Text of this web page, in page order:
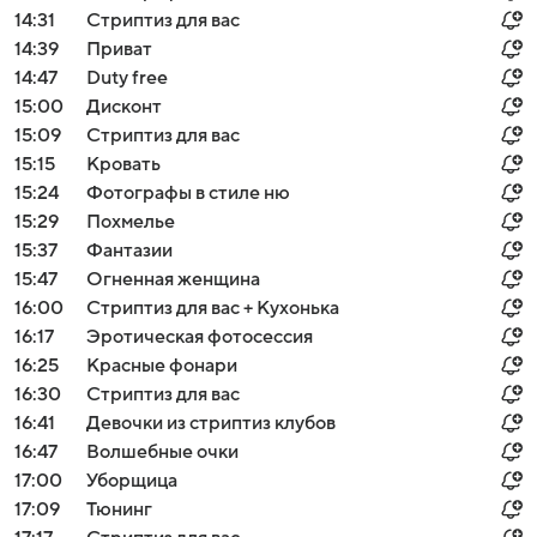
14:31
Стриптиз для вас
14:39
Приват
14:47
Duty free
15:00
Дисконт
15:09
Стриптиз для вас
15:15
Кровать
15:24
Фотографы в стиле ню
15:29
Похмелье
15:37
Фантазии
15:47
Огненная женщина
16:00
Стриптиз для вас + Кухонька
16:17
Эротическая фотосессия
16:25
Красные фонари
16:30
Стриптиз для вас
16:41
Девочки из стриптиз клубов
16:47
Волшебные очки
17:00
Уборщица
17:09
Тюнинг